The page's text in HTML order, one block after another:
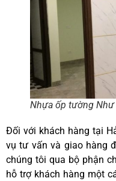
Nhựa ốp tường Như
Đối với khách hàng tại
vụ tư vấn và giao hàng
chúng tôi qua bộ phận
hỗ trợ khách hàng một